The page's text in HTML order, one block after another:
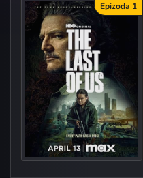
Epizoda 1
When You're Lost in...